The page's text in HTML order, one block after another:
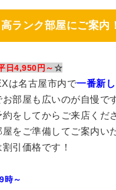
ランク部屋にご案内
日4,950円～☆
は名古屋市内で一番新
お部屋も広いのが自慢で
をしてからご来店くだ
をご準備してご案内い
引価格です！
時～